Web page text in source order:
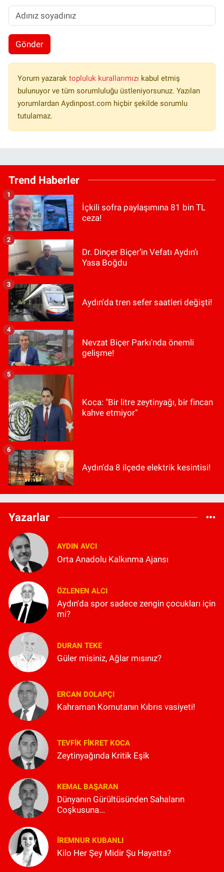
Gönder
Yorum yazarak topluluk kurallarımızı kabul etmiş
bulunuyor ve tüm sorumluluğu üstleniyorsunuz. Yazılan
yorumlardan Aydinpost.com hiçbir şekilde sorumlu
tutulamaz.
Trend Haberler
İçkili sofra paylaşımına 81 bin TL
ceza!
1
Dr. Dinçer Biçer’in Vefatı Aydın’ı
Yasa Boğdu
2
Aydın'da tren sefer saatleri değişti!
3
Nevzat Biçer Parkı'nda önemli
gelişme!
4
Koca: "Bir litre zeytinyağı, bir fincan
kahve etmiyor"
5
Aydın’da 8 ilçede elektrik kesintisi!
6
Yazarlar
AYDIN AVCI
Orta Anadolu Kalkınma Ajansı
ÖZLENEN ALCI
Aydın'da spor sadece zengin çocukları için
mi?
DURAN TEKE
Güler misiniz, Ağlar mısınız?
ERCAN DOLAPÇI
Kahraman Komutanın Kıbrıs vasiyeti!
TEVFIK FIKRET KOCA
Zeytinyağında Kritik Eşik
KEMAL BAŞARAN
Dünyanın Gürültüsünden Sahaların
Coşkusuna...
İREMNUR KUBANLI
Kilo Her Şey Midir Şu Hayatta?